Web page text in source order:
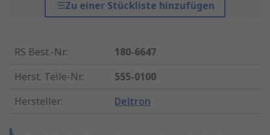
Zu einer Stückliste hinzufügen
RS Best.-Nr.:
180-6647
Herst. Teile-Nr.:
555-0100
Hersteller: Deltron